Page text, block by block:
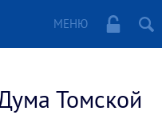
МЕНЮ
Томской